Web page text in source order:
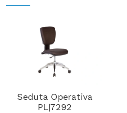
Seduta Operativa
PL|7292